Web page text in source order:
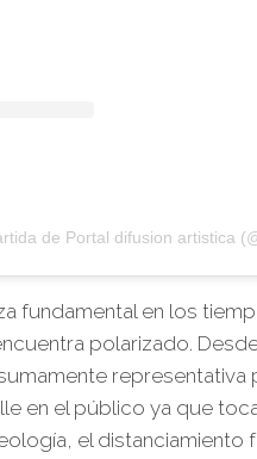
fundamental en los
polarizado.
representativa
en el público ya que
el distanciamiento